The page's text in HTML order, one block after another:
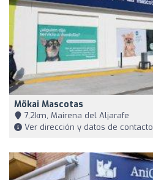
Mökai Mascotas
7,2km, Mairena del Aljarafe
Ver dirección y datos de contacto